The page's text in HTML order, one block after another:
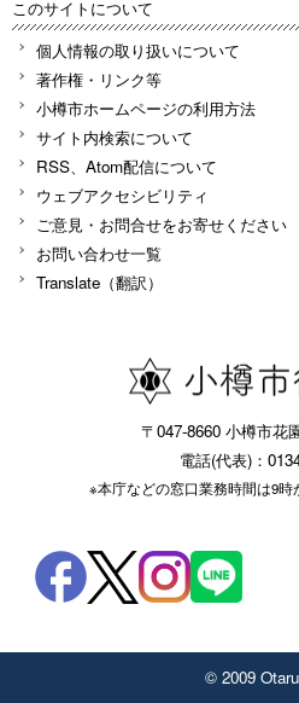
このサイトについて
個人情報の取り扱いについて
著作権・リンク等
小樽市ホームページの利用方法
サイト内検索について
RSS、Atom配信について
ウェブアクセシビリティ
ご意見・お問合せをお寄せください
お問い合わせ一覧
Translate（翻訳）
〒047-8660 小樽市花
電話(代表)：
※本庁などの窓口業務時間は9時
© 2009